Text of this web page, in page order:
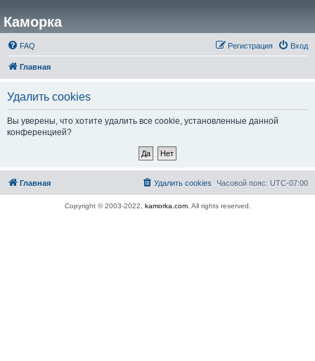
Каморка
FAQ Вход
Регистрация
Главная
Удалить cookies
Вы уверены, что хотите удалить все cookie, установленные данной
конференцией?
Главная Часовой пояс: UTC-07:00
Удалить cookies
Copyright © 2003-2022, kamorka.com. All rights reserved.